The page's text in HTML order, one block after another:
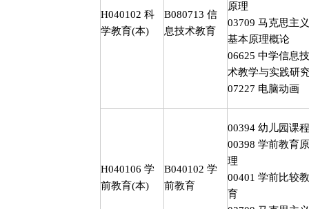
H040102 科
学教育(本)
B080713 信
息技术教育
原理
03709 马克思主义
基本原理概论
06625 中学信息技
术教学与实践研
07227 电脑动画
H040106 学
前教育(本)
B040102 学
前教育
00394 幼儿园课程
00398 学前教育原
理
00401 学前比较教
育